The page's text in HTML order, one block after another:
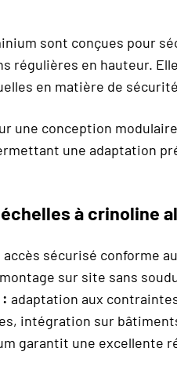
sont conçues pour
régulières en hauteur.
en matière de
une conception
une adaptation
à crinoline
accès sécurisé conforme
montage sur site sans
adaptation aux
intégration sur
garantit une excellente